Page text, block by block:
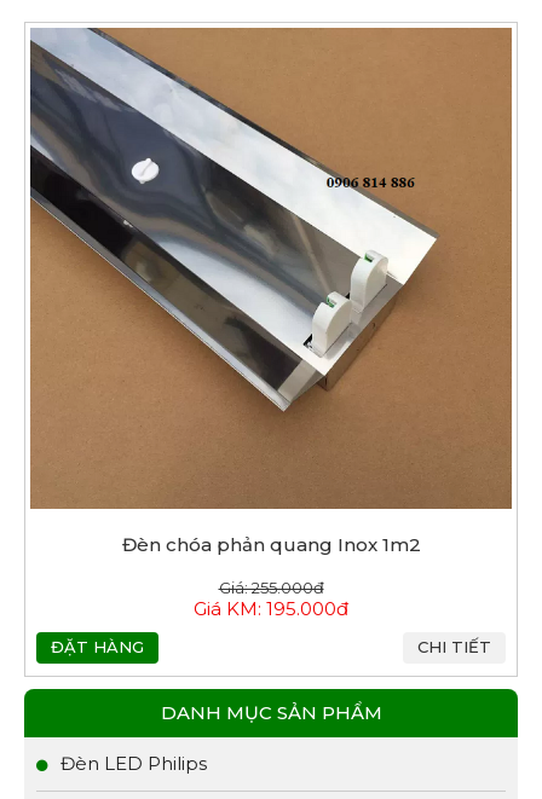
Đèn chóa phản quang Inox 1m2
Giá: 255.000đ
Giá KM: 195.000đ
ĐẶT HÀNG CHI TIẾT
DANH MỤC SẢN PHẨM
Đèn LED Philips